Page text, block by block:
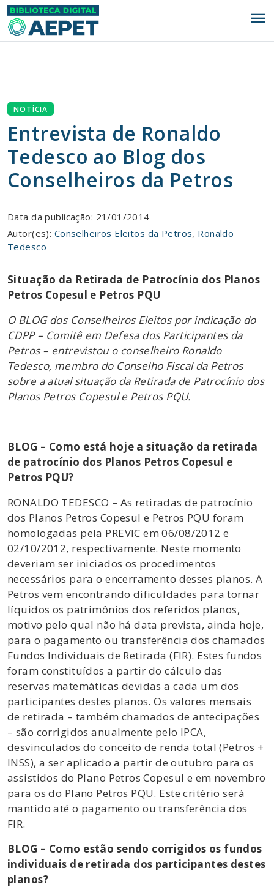
menu
NOTÍCIA
Entrevista de Ronaldo
Tedesco ao Blog dos
Conselheiros da Petros
Data da publicação: 21/01/2014
Autor(es): Conselheiros Eleitos da Petros, Ronaldo
Tedesco
Situação da Retirada de Patrocínio dos Planos
Petros Copesul e Petros PQU
O BLOG dos Conselheiros Eleitos por indicação do
CDPP – Comitê em Defesa dos Participantes da
Petros – entrevistou o conselheiro Ronaldo
Tedesco, membro do Conselho Fiscal da Petros
sobre a atual situação da Retirada de Patrocínio dos
Planos Petros Copesul e Petros PQU.
BLOG – Como está hoje a situação da retirada
de patrocínio dos Planos Petros Copesul e
Petros PQU?
RONALDO TEDESCO – As retiradas de patrocínio
dos Planos Petros Copesul e Petros PQU foram
homologadas pela PREVIC em 06/08/2012 e
02/10/2012, respectivamente. Neste momento
deveriam ser iniciados os procedimentos
necessários para o encerramento desses planos. A
Petros vem encontrando dificuldades para tornar
líquidos os patrimônios dos referidos planos,
motivo pelo qual não há data prevista, ainda hoje,
para o pagamento ou transferência dos chamados
Fundos Individuais de Retirada (FIR). Estes fundos
foram constituídos a partir do cálculo das
reservas matemáticas devidas a cada um dos
participantes destes planos. Os valores mensais
de retirada – também chamados de antecipações
– são corrigidos anualmente pelo IPCA,
desvinculados do conceito de renda total (Petros +
INSS), a ser aplicado a partir de outubro para os
assistidos do Plano Petros Copesul e em novembro
para os do Plano Petros PQU. Este critério será
mantido até o pagamento ou transferência dos
FIR.
BLOG – Como estão sendo corrigidos os fundos
individuais de retirada dos participantes destes
planos?